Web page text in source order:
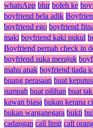
whatsApp blur boleh ke
boyfriend bela adik
boyfriend ego boyfriend
maki boyfriend kaki pukul
Boyfriend pernah check in
boyfriend suka merajuk
mahu anak boyfriend tiada ic
buang perasaan buat
sumpah buat pilihan buat
kawan biasa bukan kerana
bukan warganegara bukti
cadangan call limit call